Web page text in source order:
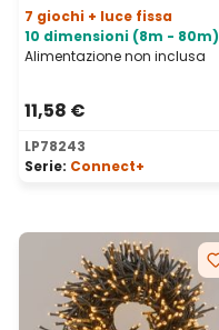
7 giochi + luce fissa
10 dimensioni (8m - 80m)
Alimentazione non inclusa
11,58 €
LP78243
Serie: Connect+